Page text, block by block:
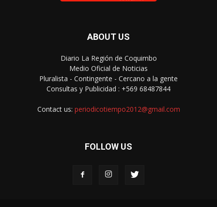
ABOUT US
Diario La Región de Coquimbo
Medio Oficial de Noticias
Pluralista - Contingente - Cercano a la gente
Consultas y Publicidad : +569 68487844
Contact us: periodicotiempo2012@gmail.com
FOLLOW US